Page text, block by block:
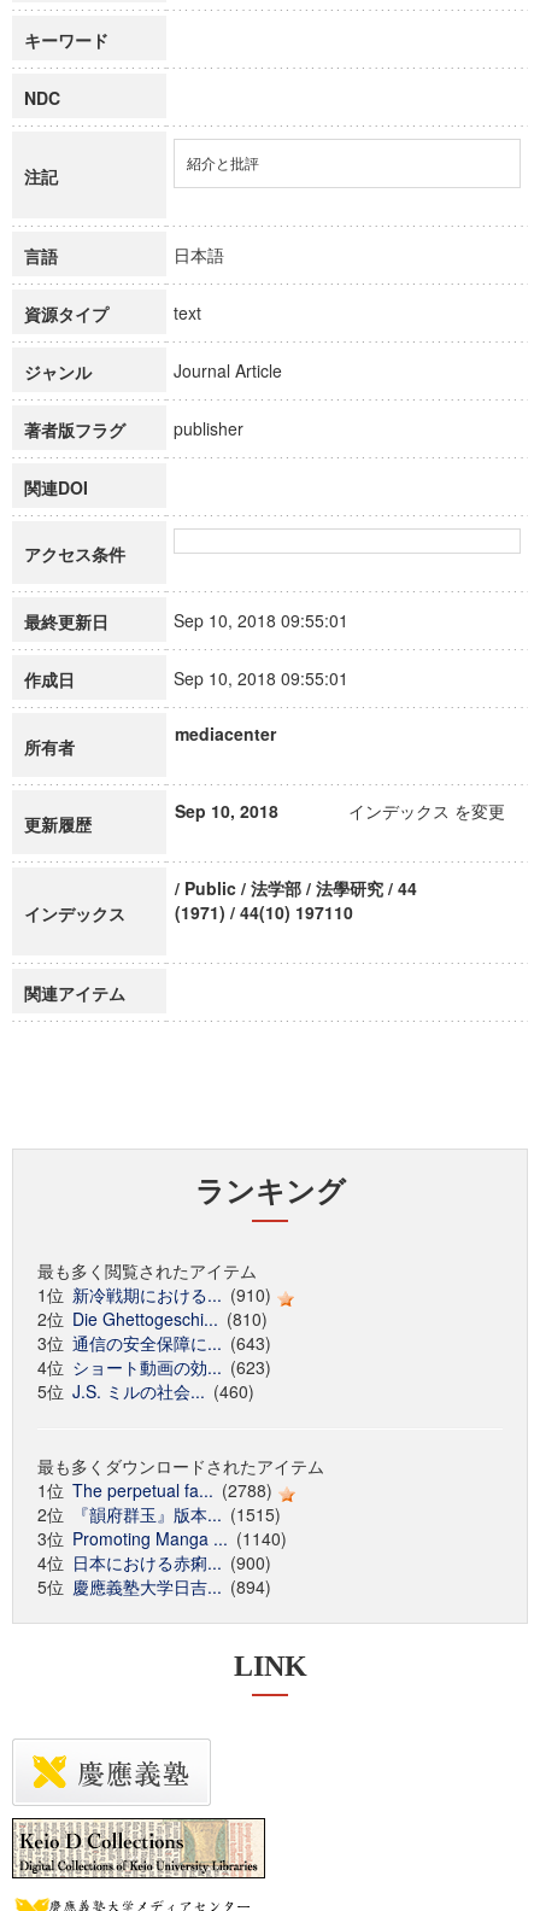
キーワード
NDC
注記
紹介と批評
言語 日本語
資源タイプ text
ジャンル Journal Article
著者版フラグ publisher
関連DOI
アクセス条件
最終更新日 Sep 10, 2018 09:55:01
作成日 Sep 10, 2018 09:55:01
所有者
mediacenter
更新履歴
Sep 10, 2018 インデックス を変更
インデックス
/ Public / 法学部 / 法學研究 / 44
(1971) / 44(10) 197110
関連アイテム
ランキング
最も多く閲覧されたアイテム
1位 新冷戦期における... (910)
2位 Die Ghettogeschi... (810)
3位 通信の安全保障に... (643)
4位 ショート動画の効... (623)
5位 J.S. ミルの社会... (460)
最も多くダウンロードされたアイテム
1位 The perpetual fa... (2788)
2位
『韻府群玉』版本... (1515)
3位 Promoting Manga ... (1140)
4位 日本における赤痢... (900)
5位 慶應義塾大学日吉... (894)
LINK